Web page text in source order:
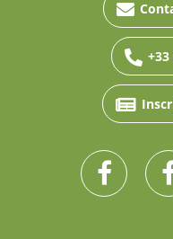
+33